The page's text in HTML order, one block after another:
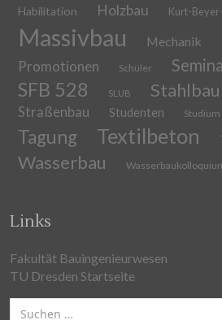
Habilitation Holzbau Kurt-
Massivbau Mechanik
Promotionen Schüler
SFB 528 SLUB Stahlbau
Straßenbau Studenten Studium
Tagung Textilbeton
Wasserbau
Links
Fakultät Bauingenieurwesen
TU Dresden Startseite
Suchen